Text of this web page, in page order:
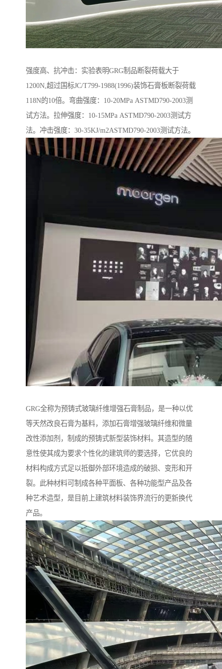
强度高、抗冲击：实验表明GRG制品断裂荷载大于
1200N,超过国标JC/T799-1988(1996)装饰石膏板断裂荷载
118N的10倍。弯曲强度：10-20MPa ASTMD790-2003测
试方法。拉伸强度：10-15MPa ASTMD790-2003测试方
法。冲击强度：30-35KJ/m2ASTMD790-2003测试方法。
GRG全称为预铸式玻璃纤维增强石膏制品，是一种以优
等天然改良石膏为基料，添加石膏增强玻璃纤维和微量
改性添加剂，制成的预铸式新型装饰材料。其造型的随
意性使其成为要求个性化的建筑师的要选择，它优良的
材料构成方式足以抵御外部环境造成的破损、变形和开
裂。此种材料可制成各种平面板、各种功能型产品及各
种艺术造型，是目前上建筑材料装饰界流行的更新换代
产品。